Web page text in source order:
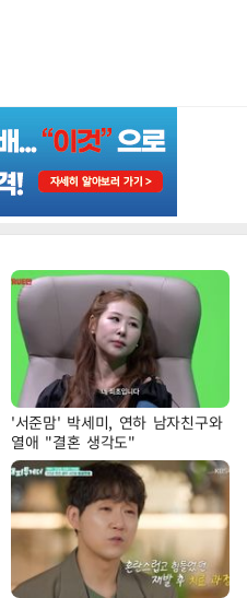
'서준맘' 박세미, 연하 남자친구와
열애 "결혼 생각도"